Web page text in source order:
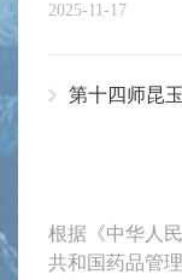
2025-11-17
根据《中华人
共和国药品管